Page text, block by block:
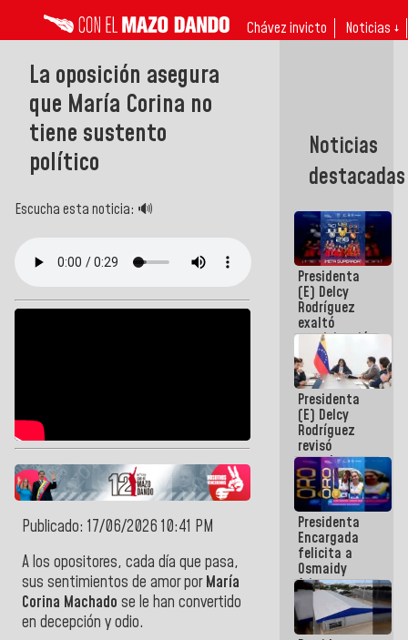
Chávez invicto Noticias ↓
La oposición asegura
que María Corina no
tiene sustento
político
Escucha esta noticia: 🔊
Publicado: 17/06/2026 10:41 PM
A los opositores, cada día que pasa,
sus sentimientos de amor porMaría
Corina Machado se le han convertido
en decepción y odio.
Noticias
destacadas
Presidenta
(E) Delcy
Rodríguez
exaltó
participación
de
Venezuela
en Juegos
Centroamericanos
y del Caribe
2026
Presidenta
(E) Delcy
Rodríguez
revisó
agenda
económica y
ejecución de
fondos de
emergencia
post-sismos
Presidenta
Encargada
felicita a
Osmaidy
Arias y
Giraly
Marcano por
hacer